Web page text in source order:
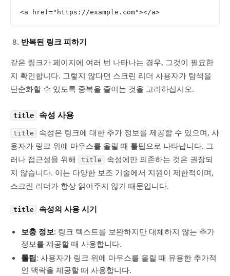
<a href="https://example.com"></a>
반복된 링크 피하기
같은 링크가 페이지에 여러 번 나타나는 경우, 그것이 필요한
지 확인합니다. 그렇지 않다면 스크린 리더 사용자가 탐색을
단순화할 수 있도록 중복을 줄이는 것을 고려하십시오.
title 속성 사용
title
속성은 링크에 대한 추가 정보를 제공할 수 있으며, 사
용자가 링크 위에 마우스를 올릴 때 툴팁으로 나타납니다. 그
러나 접근성을 위해
title
속성에만 의존하는 것은 권장되
지 않습니다. 이는 다양한 보조 기술에서 지원이 제한적이며,
스크린 리더가 항상 읽어주지 않기 때문입니다.
title 속성의 사용 시기
보충 정보: 링크 텍스트를 보완하지만 대체하지 않는 추가
정보를 제공할 때 사용합니다.
툴팁: 사용자가 링크 위에 마우스를 올릴 때 유용한 추가적
인 맥락을 제공할 때 사용합니다.